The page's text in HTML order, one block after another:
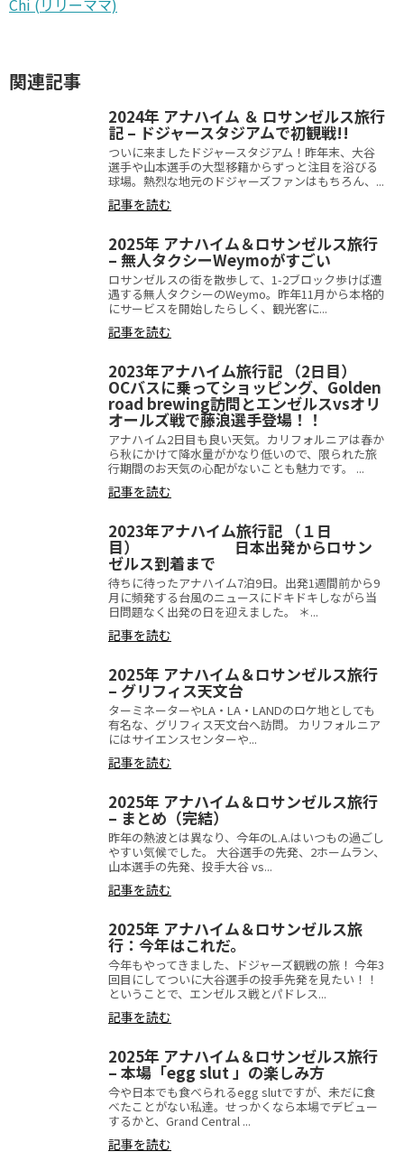
Chi (リリーママ)
関連記事
2024年 アナハイム ＆ ロサンゼルス旅行
記 – ドジャースタジアムで初観戦!!
ついに来ましたドジャースタジアム！昨年末、大谷
選手や山本選手の大型移籍からずっと注目を浴びる
球場。熱烈な地元のドジャーズファンはもちろん、...
記事を読む
2025年 アナハイム＆ロサンゼルス旅行
– 無人タクシーWeymoがすごい
ロサンゼルスの街を散歩して、1-2ブロック歩けば遭
遇する無人タクシーのWeymo。昨年11月から本格的
にサービスを開始したらしく、観光客に...
記事を読む
2023年アナハイム旅行記 （2日目）
OCバスに乗ってショッピング、Golden
road brewing訪問とエンゼルスvsオリ
オールズ戦で藤浪選手登場！！
アナハイム2日目も良い天気。カリフォルニアは春か
ら秋にかけて降水量がかなり低いので、限られた旅
行期間のお天気の心配がないことも魅力です。 ...
記事を読む
2023年アナハイム旅行記 （１日
目） 日本出発からロサン
ゼルス到着まで
待ちに待ったアナハイム7泊9日。出発1週間前から9
月に頻発する台風のニュースにドキドキしながら当
日問題なく出発の日を迎えました。 ＊...
記事を読む
2025年 アナハイム＆ロサンゼルス旅行
– グリフィス天文台
ターミネーターやLA・LA・LANDのロケ地としても
有名な、グリフィス天文台へ訪問。 カリフォルニア
にはサイエンスセンターや...
記事を読む
2025年 アナハイム＆ロサンゼルス旅行
– まとめ（完結）
昨年の熱波とは異なり、今年のL.A.はいつもの過ごし
やすい気候でした。 大谷選手の先発、2ホームラン、
山本選手の先発、投手大谷 vs...
記事を読む
2025年 アナハイム＆ロサンゼルス旅
行：今年はこれだ。
今年もやってきました、ドジャーズ観戦の旅！ 今年3
回目にしてついに大谷選手の投手先発を見たい！！
ということで、エンゼルス戦とパドレス...
記事を読む
2025年 アナハイム＆ロサンゼルス旅行
– 本場「egg slut 」の楽しみ方
今や日本でも食べられるegg slutですが、未だに食
べたことがない私達。せっかくなら本場でデビュー
するかと、Grand Central ...
記事を読む